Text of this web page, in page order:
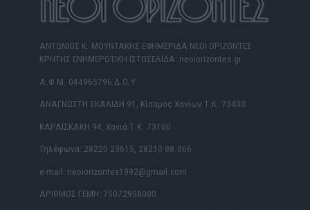
ΑΝΤΩΝΙΟΣ Κ. ΜΟΥΝΤΑΚΗΣ ΕΦΗΜΕΡΙΔΑ ΝΕΟΙ ΟΡΙΖΟΝΤΕΣ
ΚΡΗΤΗΣ ΕΝΗΜΕΡΩΤΙΚΗ ΙΣΤΟΣΕΛΙΔΑ: neoiorizontes.gr
Α.Φ.Μ. 044965796 Δ.Ο.Υ.
ΑΝΑΓΝΩΣΤΗ ΣΚΑΛΙΔΗ 91, Κίσαμος Χανίων Τ.Κ. 73400
ΚΑΡΑΪΣΚΑΚΗ 94, Χανιά Τ.Κ. 73100
Τηλέφωνα: 28220 23615, 28210 88.066
e-mail: neoiorizontes1992@gmail.com
ΑΡΙΘΜΟΣ ΓΕΜΗ: 75072958000